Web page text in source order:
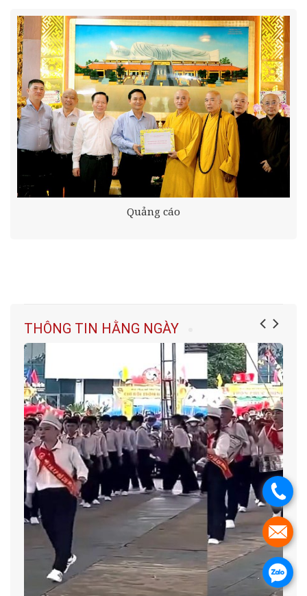
Quảng cáo
THÔNG TIN HẰNG NGÀY
.
.
.